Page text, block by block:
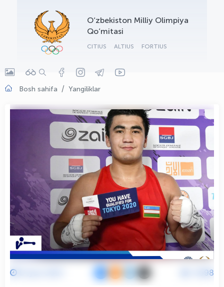
O‘zbekiston Milliy Olimpiya
Qo‘mitasi
CITIUS ALTIUS FORTIUS
Bosh sahifa Yangiliklar
5598
OLYMPCHIK AI - yordamchi
Onlayn · olympic.uz